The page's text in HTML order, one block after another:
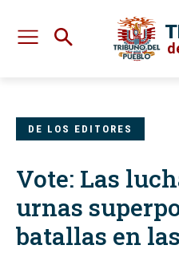
DE LOS EDITORES
Vote: Las
urnas
batallas en